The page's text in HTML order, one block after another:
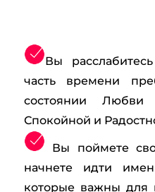
Вы
часть времени
состоянии
Спокойной и
Вы поймете
начнете идти
которые важны для